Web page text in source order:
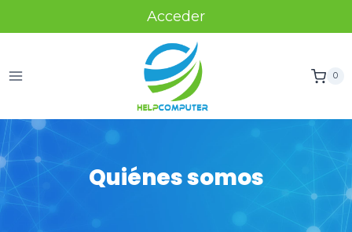
Acceder
0
Quiénes somos